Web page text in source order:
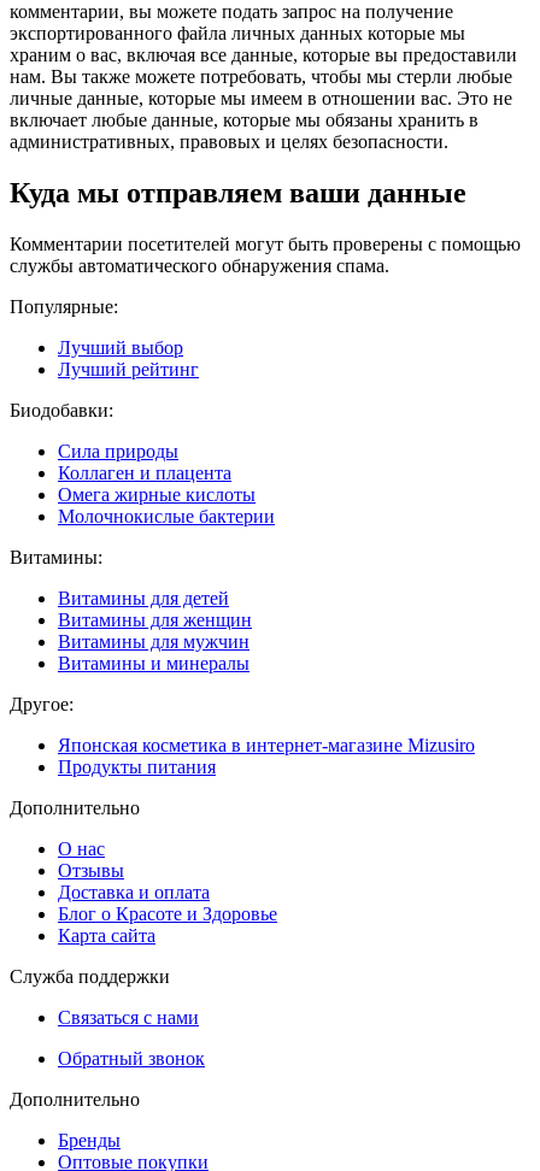
комментарии, вы можете подать запрос на получение
экспортированного файла личных данных которые мы
храним о вас, включая все данные, которые вы предоставили
нам. Вы также можете потребовать, чтобы мы стерли любые
личные данные, которые мы имеем в отношении вас. Это не
включает любые данные, которые мы обязаны хранить в
административных, правовых и целях безопасности.
Куда мы отправляем ваши данные
Комментарии посетителей могут быть проверены с помощью
службы автоматического обнаружения спама.
Популярные:
Лучший выбор
Лучший рейтинг
Биодобавки:
Сила природы
Коллаген и плацента
Омега жирные кислоты
Молочнокислые бактерии
Витамины:
Витамины для детей
Витамины для женщин
Витамины для мужчин
Витамины и минералы
Другое:
Японская косметика в интернет-магазине Mizusiro
Продукты питания
Дополнительно
О нас
Отзывы
Доставка и оплата
Блог о Красоте и Здоровье
Карта сайта
Служба поддержки
Связаться с нами
Обратный звонок
Дополнительно
Бренды
Оптовые покупки